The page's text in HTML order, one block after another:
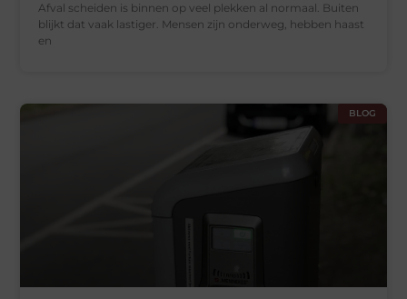
Afval scheiden is binnen op veel plekken al normaal. Buiten
blijkt dat vaak lastiger. Mensen zijn onderweg, hebben haast
en
BLOG